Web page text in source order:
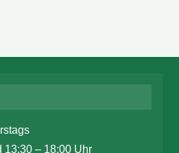
13:30 – 18:00 Uhr